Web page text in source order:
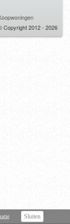
Sluiten
Copyright 2012 - 2026